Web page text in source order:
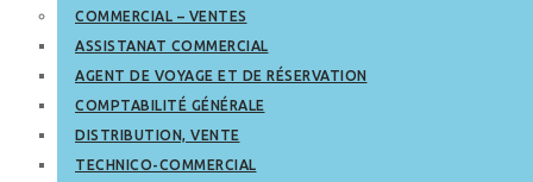
COMMERCIAL – VENTES
ASSISTANAT COMMERCIAL
AGENT DE VOYAGE ET DE RÉSERVATION
COMPTABILITÉ GÉNÉRALE
DISTRIBUTION, VENTE
TECHNICO-COMMERCIAL